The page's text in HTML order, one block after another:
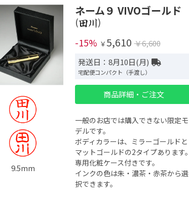
9.5mm
ネーム９ VIVOゴールド
(
)
-15% ￥ 5,610 ￥6,600
発送日：8月10日(月)
宅配便コンパクト（手渡し）
商品詳細・ご注文
一般のお店では購入できない限定モ
デルです。
ボディカラーは、ミラーゴールドと
マットゴールドの2タイプあります。
専用化粧ケース付きです。
インクの色は朱・濃茶・赤茶から選
択できます。